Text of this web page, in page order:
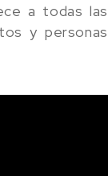
a todas las
y personas